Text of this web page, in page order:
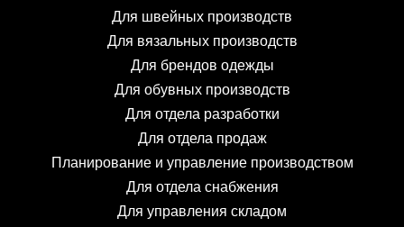
Для швейных производств
Для вязальных производств
Для брендов одежды
Для обувных производств
Для отдела разработки
Для отдела продаж
Планирование и управление производством
Для отдела снабжения
Для управления складом